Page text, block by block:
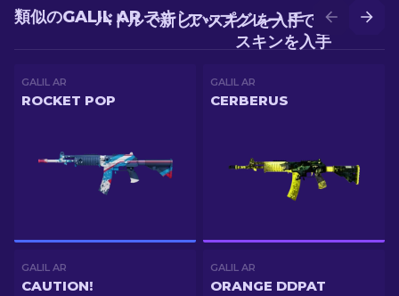
アップグレードでより良い
スキンを入手
バトルで新しいスキンを入手
類似のGALIL AR スキン
GALIL AR
ROCKET POP
GALIL AR
CERBERUS
GALIL AR
CAUTION!
GALIL AR
ORANGE DDPAT